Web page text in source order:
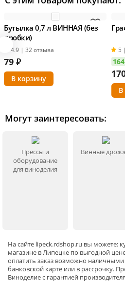
Бутылка 0,7 л ВИННАЯ (без
пробки)
4.9 | 32 отзыва
79 ₽
5
Могут заинтересовать:
Прессы и
оборудование
для виноделия
Винные
На сайте lipeck.rdshop.ru вы можете:
магазине в Липецке по выгодной
оплатить заказ возможно
банковской карте или в рассрочку.
Виноделиес гарантией